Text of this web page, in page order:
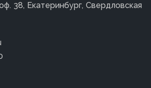
38, Екатеринбург, Свердловская